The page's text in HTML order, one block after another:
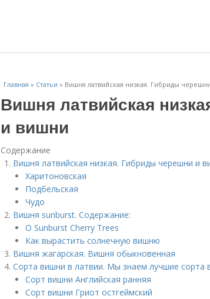
Главная » Статьи » Вишня латвийская низкая. Гибриды
Вишня латвийская
и вишни
Содержание
Вишня латвийская низкая. Гибриды черешни и
Харитоновская
Подбельская
Чудо
Вишня sunburst. Содержание:
О Sunburst Cherry Trees
Как вырастить солнечную вишню
Вишня жагарская. Вишня обыкновенная
Сорта вишни в латвии. Мы знаем лучшие сорта
Сорт вишни Английская ранняя
Сорт вишни Гриот остгеймский